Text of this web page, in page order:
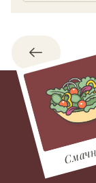
Назад